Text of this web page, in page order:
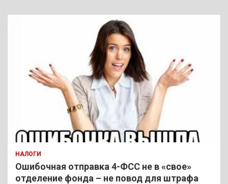
НАЛОГИ
Ошибочная отправка 4-ФСС не в «свое»
отделение фонда – не повод для штрафа